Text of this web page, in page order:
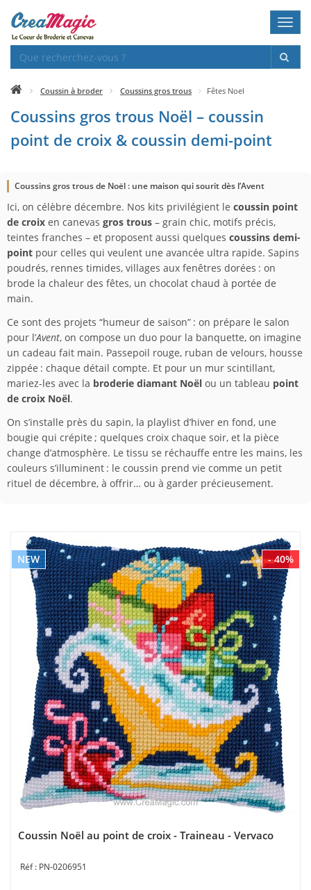
Coussin à broder Coussins gros trous Fêtes Noel
Coussins gros trous Noël – coussin
point de croix & coussin demi-point
Coussins gros trous de Noël : une maison qui sourit dès l’Avent
Ici, on célèbre décembre. Nos kits privilégient le coussin point
de croix en canevas gros trous – grain chic, motifs précis,
teintes franches – et proposent aussi quelques coussins demi-
point pour celles qui veulent une avancée ultra rapide. Sapins
poudrés, rennes timides, villages aux fenêtres dorées : on
brode la chaleur des fêtes, un chocolat chaud à portée de
main.
Ce sont des projets “humeur de saison” : on prépare le salon
pour l’Avent, on compose un duo pour la banquette, on imagine
un cadeau fait main. Passepoil rouge, ruban de velours, housse
zippée : chaque détail compte. Et pour un mur scintillant,
mariez-les avec la broderie diamant Noël ou un tableau point
de croix Noël.
On s’installe près du sapin, la playlist d’hiver en fond, une
bougie qui crépite ; quelques croix chaque soir, et la pièce
change d’atmosphère. Le tissu se réchauffe entre les mains, les
couleurs s’illuminent : le coussin prend vie comme un petit
rituel de décembre, à offrir… ou à garder précieusement.
- 40%
NEW
Coussin Noël au point de croix - Traineau - Vervaco
PN-0206951